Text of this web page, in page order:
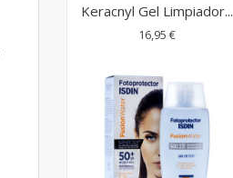
Keracnyl Gel Limpiador...
16,95 €